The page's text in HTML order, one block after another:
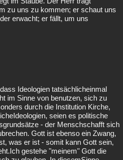
zu uns zu kommen; er schaut uns
erwacht; er fällt, um uns
Ideologien tatsächlicheinmal
im Sinne von benutzen, sich zu
durch die Institution Kirche,
seien es politische
- der Menschschafft sich
Gott ist ebenso ein Zwang,
was er ist - somit kann Gott sein,
gestehe "meinem" Gott die